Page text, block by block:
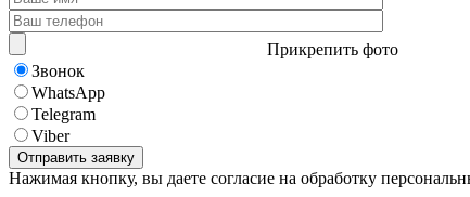
Прикрепить фото
Звонок
WhatsApp
Telegram
Viber
Нажимая кнопку, вы даете согласие на обработку